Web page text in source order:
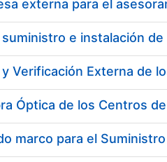
e instalación